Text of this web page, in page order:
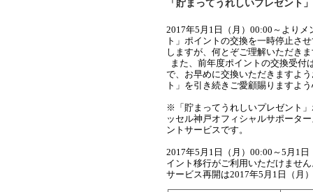
「貯まってうれしいプレゼント
2017年5月1日（月）00:00～より
ト」ポイントの交換を一時停止さ
しますが、何とぞご理解いただき
また、前年度ポイントの交換受付
で、お早めに交換いただきますよ
ト」を引き続きご愛顧賜りますよ
※「貯まってうれしいプレゼント
ッセル神戸オフィシャルサポータ
ントサービスです。
2017年5月1日（月）00:00～5月1
イント移行がご利用いただけませ
サービス再開は2017年5月1日（月